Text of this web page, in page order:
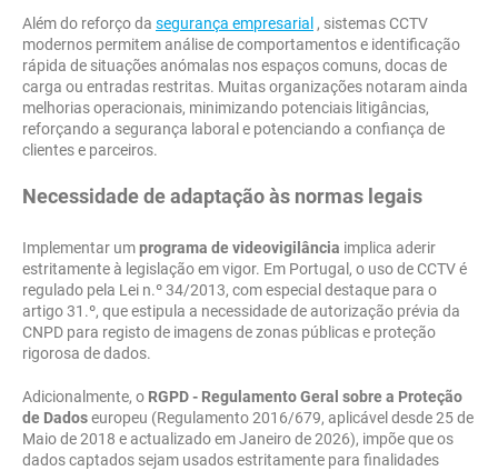
Além do reforço da segurança empresarial , sistemas CCTV
modernos permitem análise de comportamentos e identificação
rápida de situações anómalas nos espaços comuns, docas de
carga ou entradas restritas. Muitas organizações notaram ainda
melhorias operacionais, minimizando potenciais litigâncias,
reforçando a segurança laboral e potenciando a confiança de
clientes e parceiros.
Necessidade de adaptação às normas legais
Implementar umprograma de videovigilância implica aderir
estritamente à legislação em vigor. Em Portugal, o uso de CCTV é
regulado pela Lei n.º 34/2013, com especial destaque para o
artigo 31.º, que estipula a necessidade de autorização prévia da
CNPD para registo de imagens de zonas públicas e proteção
rigorosa de dados.
Adicionalmente, o RGPD - Regulamento Geral sobre a Proteção
de Dadoseuropeu (Regulamento 2016/679, aplicável desde 25 de
Maio de 2018 e actualizado em Janeiro de 2026), impõe que os
dados captados sejam usados estritamente para finalidades